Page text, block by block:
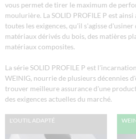
vous permet de tirer le maximum de
moulurière. La SOLID PROFILE P est
toutes les exigences, qu'il s'agisse d'usiner
matériaux dérivés du bois, des matières
matériaux composites.
La série SOLID PROFILE P est
WEINIG, nourrie de plusieurs décennies
trouver meilleure assurance d'une
des exigences actuelles du marché.
L'OUTIL ADAPTÉ